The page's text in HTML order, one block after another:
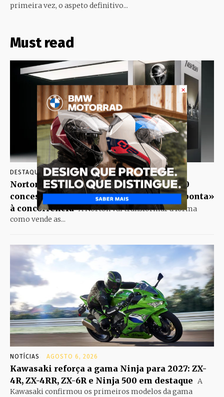
primeira vez, o aspeto definitivo...
Must read
DESTAQUE COMÉRCIO AGOSTO 6, 2026
Norton prepara expansão global para 200
concessionários com novos espaços e «aponta»
à concorrência A Norton vai transformar a forma
como vende as...
NOTÍCIAS AGOSTO 6, 2026
Kawasaki reforça a gama Ninja para 2027: ZX-
4R, ZX-4RR, ZX-6R e Ninja 500 em destaque A
Kawasaki confirmou os primeiros modelos da gama
×